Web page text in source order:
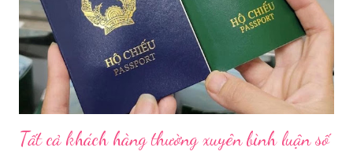
về mỹ phẩm. Cơ quan Cảnh sát điều tra Công an TP HCM vừa
triệt phá đường dây sản xuất, buôn bán mỹ phẩm giả quy mô
lớn, hoạt động tinh vi ngay giữa khu dân cư ở phường Tân Tạo.
Bên cạnh đó, Sở Y tế sẽ công khai danh ...
Tất cả khách hàng thường xuyên bình luận số